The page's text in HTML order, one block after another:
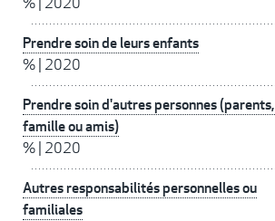
Prendre soin de leurs enfants
% 2020
Prendre soin d'autres personnes (parents,
famille ou amis)
% 2020
Autres responsabilités personnelles ou
familiales